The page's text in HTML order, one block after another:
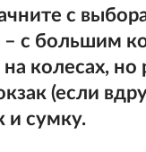
с
с большим
колесах, но
(если
и сумку.